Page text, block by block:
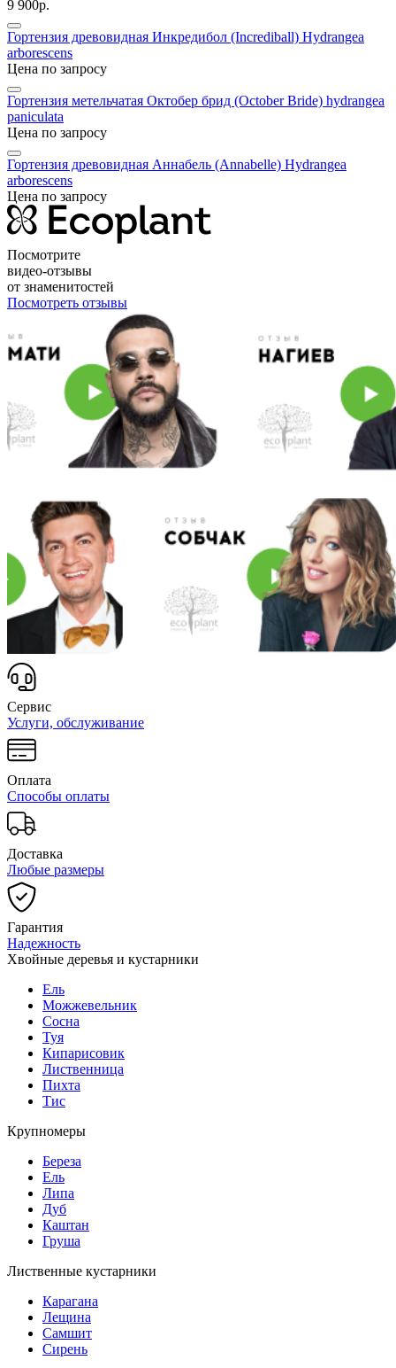
9 900р.
Гортензия древовидная Инкредибол (Incrediball) Hydrangea
arborescens
Цена по запросу
Гортензия метельчатая Октобер брид (October Bride) hydrangea
paniculata
Цена по запросу
Гортензия древовидная Аннабель (Annabelle) Hydrangea
arborescens
Цена по запросу
Посмотрите
видео-отзывы
от знаменитостей
Посмотреть отзывы
Сервис
Услуги, обслуживание
Оплата
Способы оплаты
Доставка
Любые размеры
Гарантия
Надежность
Хвойные деревья и кустарники
Ель
Можжевельник
Сосна
Туя
Кипарисовик
Лиственница
Пихта
Тис
Крупномеры
Береза
Ель
Липа
Дуб
Каштан
Груша
Лиственные кустарники
Карагана
Лещина
Самшит
Сирень